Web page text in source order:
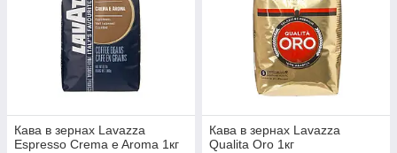
Кава в зернах Lavazza
Espresso Crema e Aroma 1кг
Кава в зернах Lavazza
Qualita Oro 1кг